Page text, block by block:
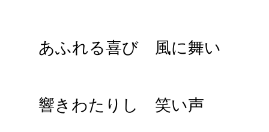
あふれる喜び 風に舞い
響きわたりし 笑い声